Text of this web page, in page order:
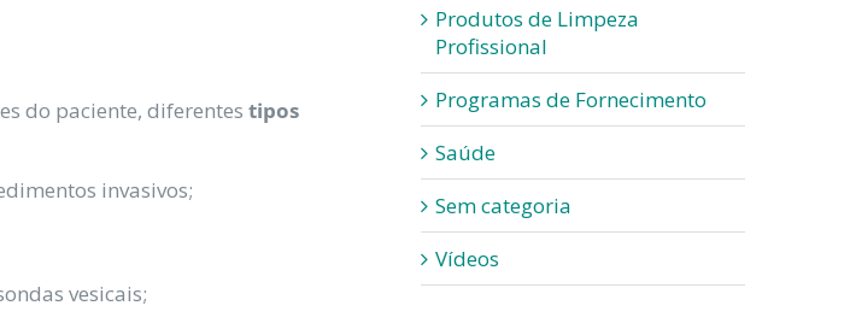
do paciente, diferentes tipos
invasivos;
vesicais;
Produtos de Limpeza
Profissional
Programas de Fornecimento
Saúde
Sem categoria
Vídeos